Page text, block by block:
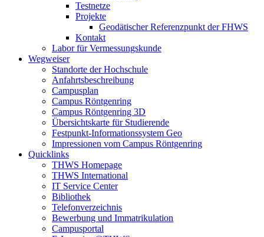
Testnetze
Projekte
Geodätischer Referenzpunkt der FHWS
Kontakt
Labor für Vermessungskunde
Wegweiser
Standorte der Hochschule
Anfahrtsbeschreibung
Campusplan
Campus Röntgenring
Campus Röntgenring 3D
Übersichtskarte für Studierende
Festpunkt-Informationssystem Geo
Impressionen vom Campus Röntgenring
Quicklinks
THWS Homepage
THWS International
IT Service Center
Bibliothek
Telefonverzeichnis
Bewerbung und Immatrikulation
Campusportal